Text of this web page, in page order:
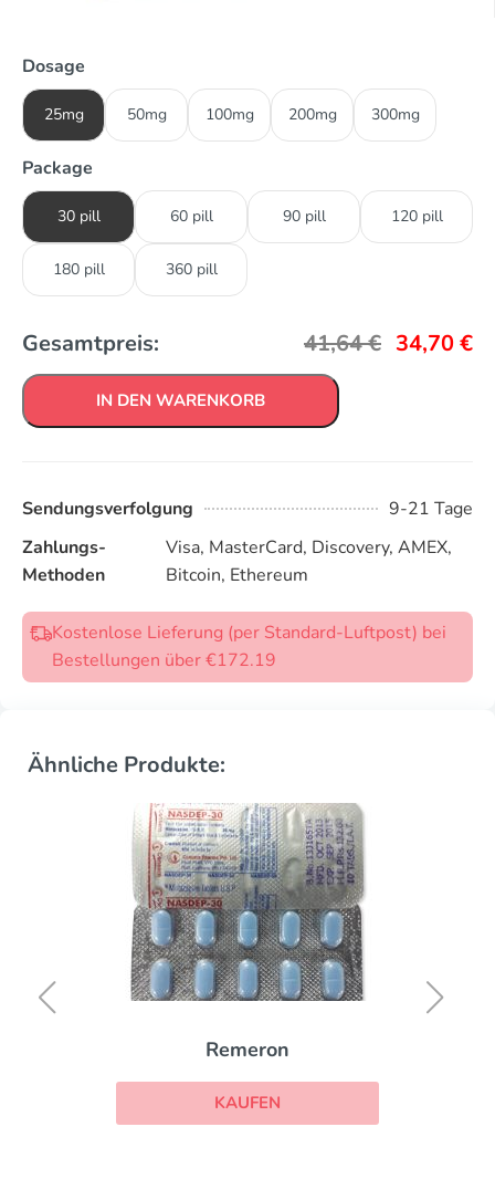
Dosage
25mg 50mg 100mg 200mg 300mg
Package
30 pill 60 pill 90 pill 120 pill
180 pill 360 pill
Gesamtpreis: 41,64€ 34,70€
IN DEN WARENKORB
Sendungsverfolgung
9-21 Tage
Zahlungs-
Methoden
Visa, MasterCard, Discovery, AMEX,
Bitcoin, Ethereum
Kostenlose Lieferung (per Standard-Luftpost) bei
Bestellungen über €172.19
Ähnliche Produkte:
Remeron
KAUFEN